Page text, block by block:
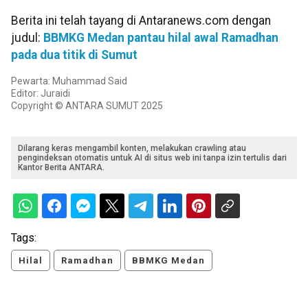
Berita ini telah tayang di Antaranews.com dengan
judul: BBMKG Medan pantau hilal awal Ramadhan
pada dua titik di Sumut
Pewarta: Muhammad Said
Editor: Juraidi
Copyright © ANTARA SUMUT 2025
Dilarang keras mengambil konten, melakukan crawling atau
pengindeksan otomatis untuk AI di situs web ini tanpa izin tertulis dari
Kantor Berita ANTARA.
Tags:
Hilal Ramadhan BBMKG Medan